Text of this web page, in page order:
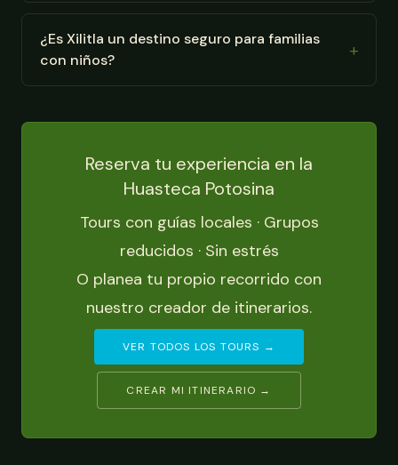
¿Es Xilitla un destino seguro para familias
con niños?
Reserva tu experiencia en la
Huasteca Potosina
Tours con guías locales · Grupos
reducidos · Sin estrés
O planea tu propio recorrido con
nuestro creador de itinerarios.
VER TODOS LOS TOURS →
CREAR MI ITINERARIO →